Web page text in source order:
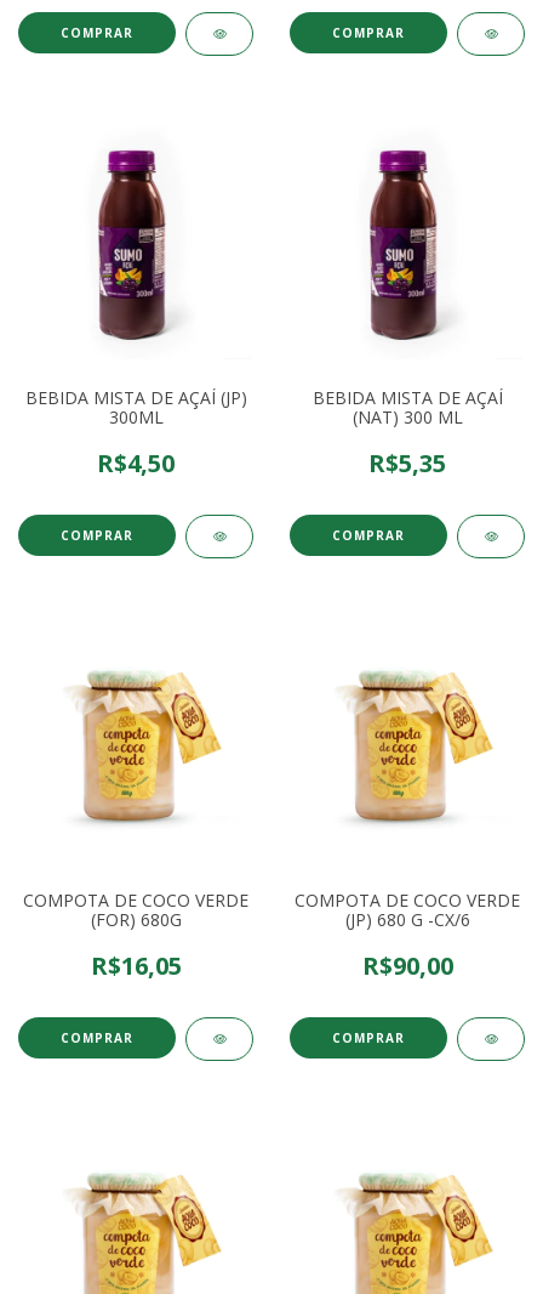
BEBIDA MISTA DE AÇAÍ (JP)
300ML
R$4,50
BEBIDA MISTA DE AÇAÍ
(NAT) 300 ML
R$5,35
COMPOTA DE COCO VERDE
(FOR) 680G
R$16,05
COMPOTA DE COCO VERDE
(JP) 680 G -CX/6
R$90,00